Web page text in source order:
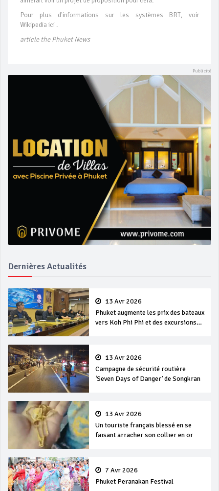
Pour plus d'informations sur les systèmes BRT, voir
Wikipedia ici .
article the Phuket News
Dernières Actualités
13 Avr 2026
Phuket augmente les prix des bateaux
vers Koh Phi Phi et des excursions
13 Avr 2026
Campagne de sécurité routière
‘Seven Days of Danger’ de Songkran
13 Avr 2026
Un touriste français blessé en se
faisant arracher son collier en or
7 Avr 2026
Phuket Peranakan Festival